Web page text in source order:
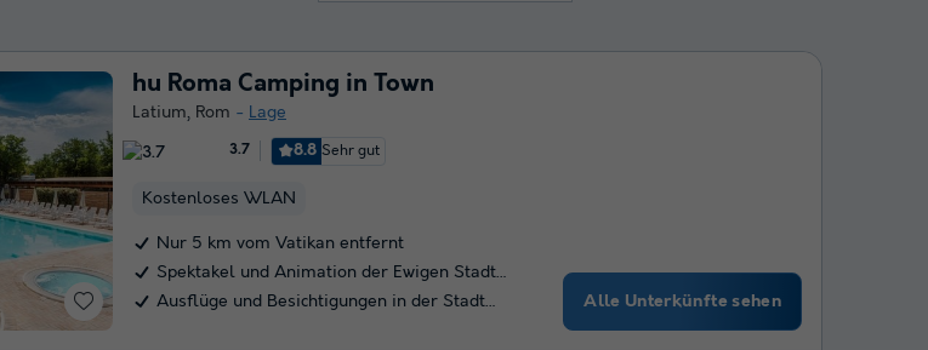
hu Roma Camping in Town
Latium, Rom Lage
3.7 8.8 Sehr gut
Kostenloses WLAN
Nur 5 km vom Vatikan entfernt
Spektakel und Animation der Ewigen Stadt…
Ausflüge und Besichtigungen in der Stadt…
Alle Unterkünfte sehen